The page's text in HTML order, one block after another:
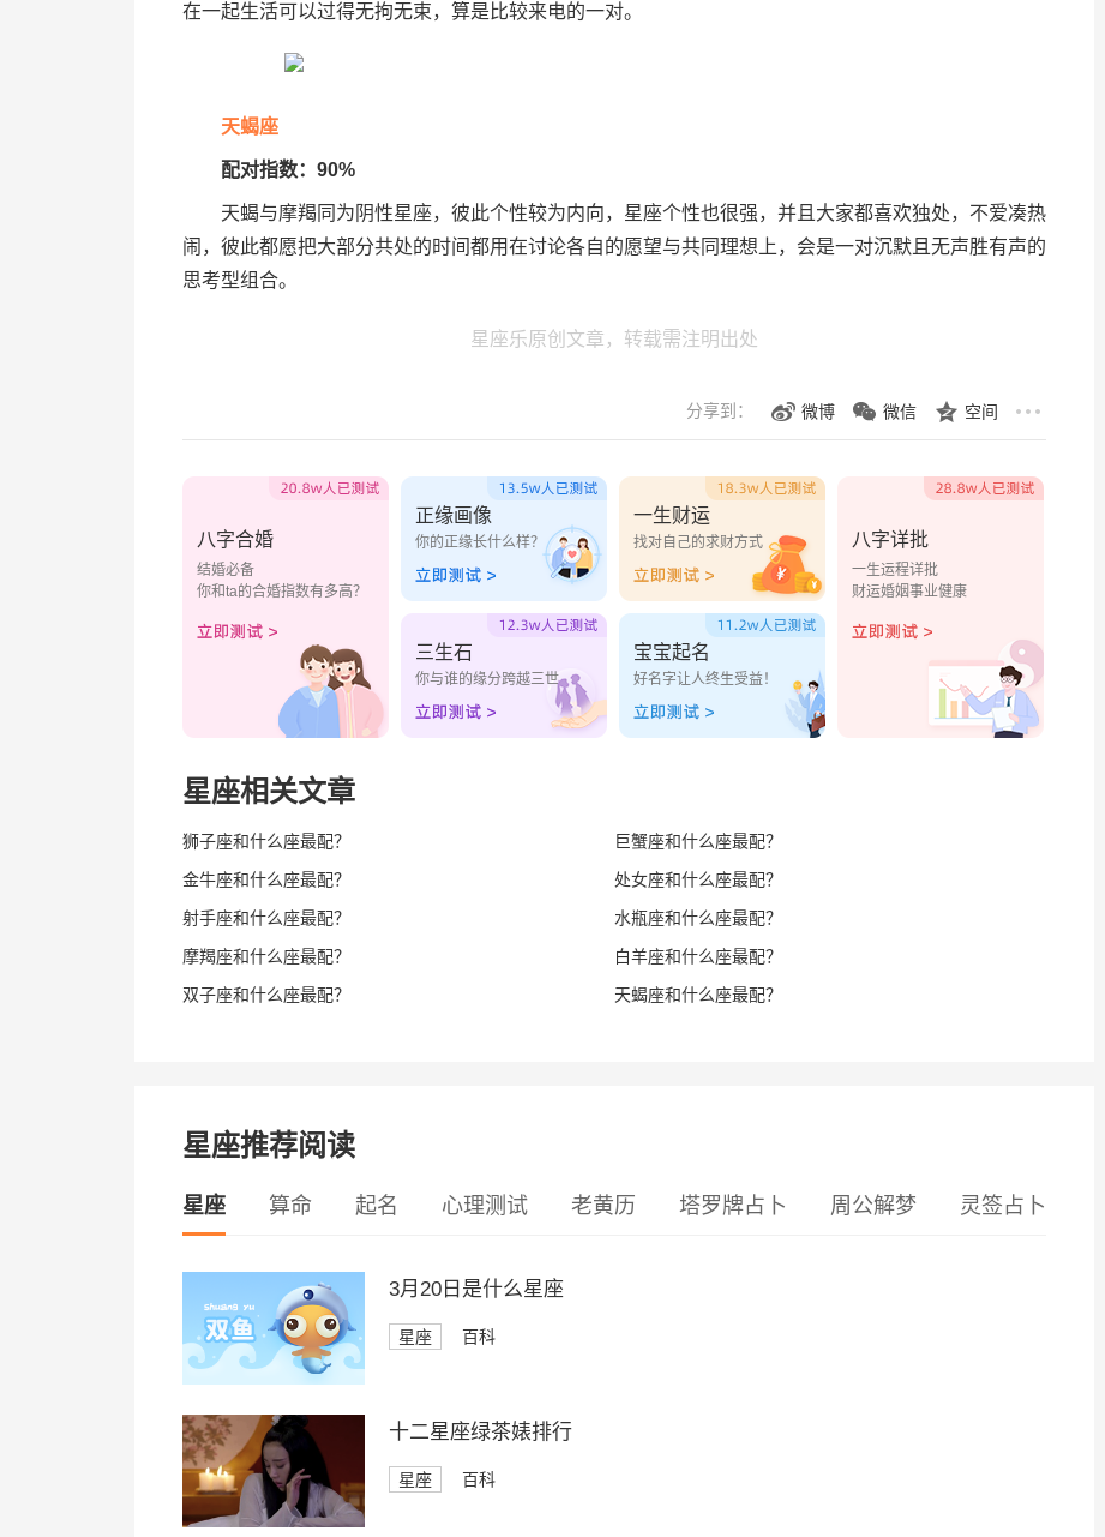
在一起生活可以过得无拘无束，算是比较来电的一对。
天蝎座
配对指数：90%
天蝎与摩羯同为阴性星座，彼此个性较为内向，星座个性也很强，并且大家都喜欢独处，不爱凑热
闹，彼此都愿把大部分共处的时间都用在讨论各自的愿望与共同理想上，会是一对沉默且无声胜有声的
思考型组合。
星座乐原创文章，转载需注明出处
分享到： 微博 微信 空间
八字合婚
结婚必备
你和ta的合婚指数有多高？
正缘画像
你的正缘长什么样？
一生财运
找对自己的求财方式
三生石
你与谁的缘分跨越三世
宝宝起名
好名字让人终生受益！
八字详批
一生运程详批
财运婚姻事业健康
星座相关文章
狮子座和什么座最配？
巨蟹座和什么座最配？
金牛座和什么座最配？
处女座和什么座最配？
射手座和什么座最配？
水瓶座和什么座最配？
摩羯座和什么座最配？
白羊座和什么座最配？
双子座和什么座最配？
天蝎座和什么座最配？
星座推荐阅读
星座 算命 起名 心理测试 老黄历 塔罗牌占卜 周公解梦 灵签占卜
3月20日是什么星座
星座 百科
十二星座绿茶婊排行
星座 百科